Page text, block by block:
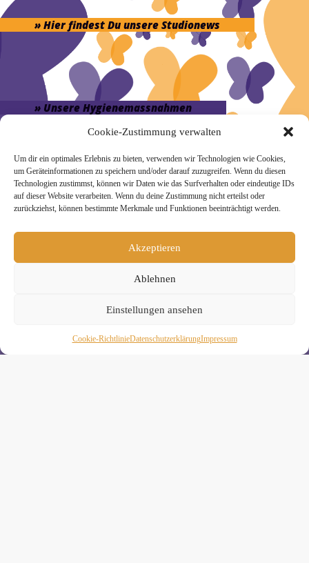
Cookie-Zustimmung verwalten
Um dir ein optimales Erlebnis zu bieten, verwenden wir Technologien wie Cookies,
um Geräteinformationen zu speichern und/oder darauf zuzugreifen. Wenn du diesen
Technologien zustimmst, können wir Daten wie das Surfverhalten oder eindeutige IDs
auf dieser Website verarbeiten. Wenn du deine Zustimmung nicht erteilst oder
zurückziehst, können bestimmte Merkmale und Funktionen beeinträchtigt werden.
Akzeptieren
Ablehnen
Einstellungen ansehen
Cookie-RichtlinieDaten­schutz­erklä­rungImpressum
» Hier findest Du unsere Studionews
» Unsere Hygienemassnahmen
Melde Dich hier zum Yogimotion Newsletter an:
Wenn Du magst, schicke ich Dir ungefähr monatlich Infos zu
Nutzung Deiner Daten findest Du in unserer
Datenschutzerklärung.